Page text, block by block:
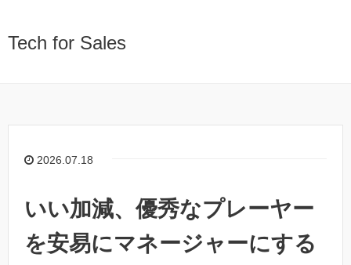
Tech for Sales
2026.07.18
いい加減、優秀なプレーヤー
を安易にマネージャーにする